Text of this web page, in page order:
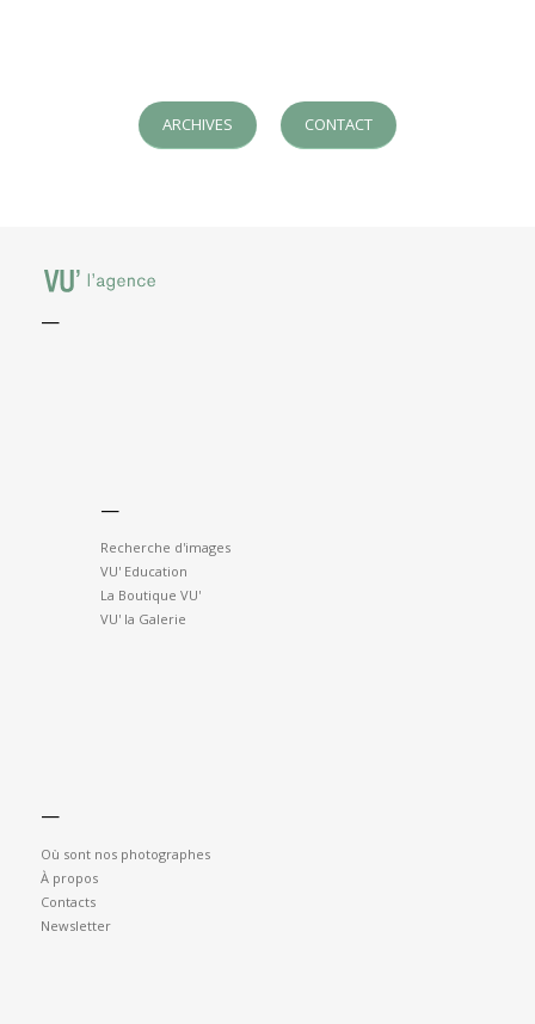
ARCHIVES CONTACT
—
—
Recherche d'images
VU' Education
La Boutique VU'
VU' la Galerie
—
Où sont nos photographes
À propos
Contacts
Newsletter